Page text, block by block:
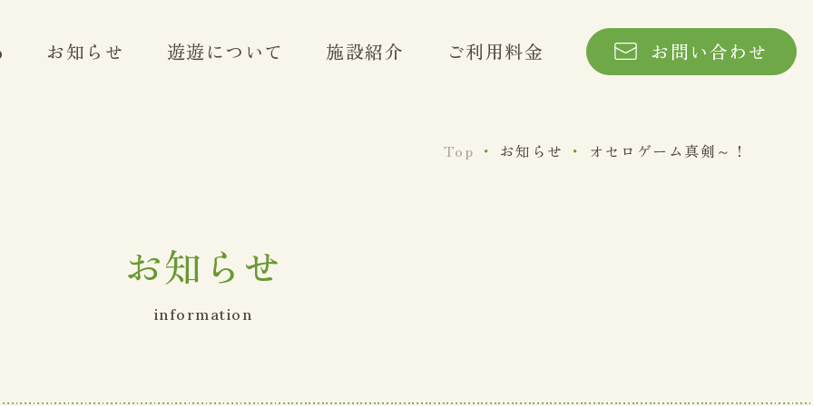
お知らせ 遊遊について 施設紹介 ご利用料金 お問い合わせ
Top ・ お知らせ ・ オセロゲーム真剣～！
お知らせ
information